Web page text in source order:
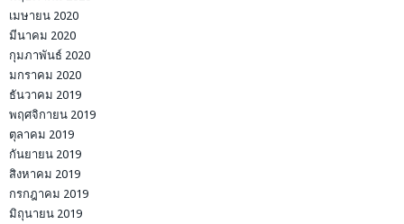
เมษายน 2020
มีนาคม 2020
กุมภาพันธ์ 2020
มกราคม 2020
ธันวาคม 2019
พฤศจิกายน 2019
ตุลาคม 2019
กันยายน 2019
สิงหาคม 2019
กรกฎาคม 2019
มิถุนายน 2019